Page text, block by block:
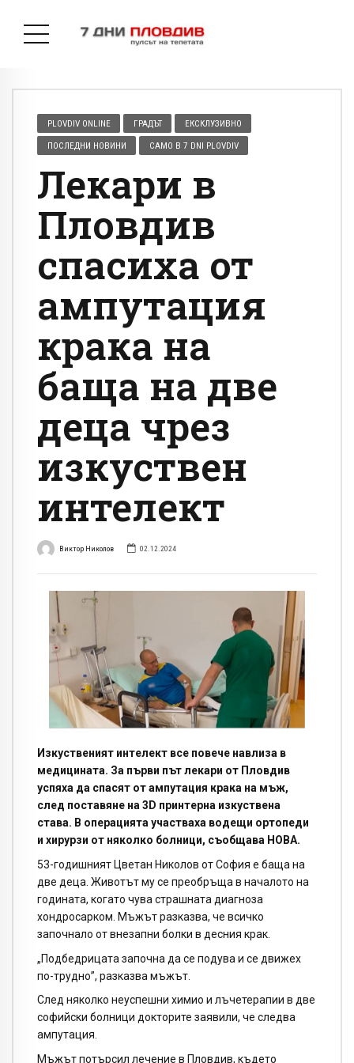
PLOVDIV ONLINE ГРАДЪТ ЕКСКЛУЗИВНО
ПОСЛЕДНИ НОВИНИ САМО В 7 DNI PLOVDIV
Лекари в
Пловдив
спасиха от
ампутация
крака на
баща на две
деца чрез
изкуствен
интелект
Виктор Николов 02.12.2024
Изкуственият интелект все повече навлиза в
медицината. За първи път лекари от Пловдив
успяха да спасят от ампутация крака на мъж,
след поставяне на 3D принтерна изкуствена
става. В операцията участваха водещи ортопеди
и хирурзи от няколко болници, съобщава НОВА.
53-годишният Цветан Николов от София е баща на
две деца. Животът му се преобръща в началото на
годината, когато чува страшната диагноза
хондросарком. Мъжът разказва, че всичко
започнало от внезапни болки в десния крак.
„Подбедрицата започна да се подува и се движех
по-трудно”, разказва мъжът.
След няколко неуспешни химио и лъчетерапии в две
софийски болници докторите заявили, че следва
ампутация.
Мъжът потърсил лечение в Пловдив, където